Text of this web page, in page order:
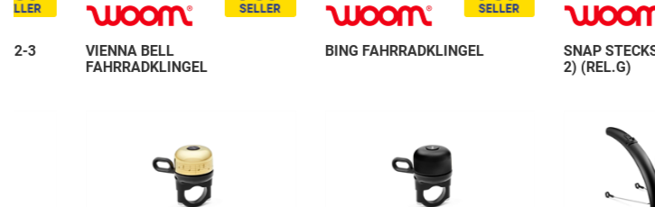
VIENNA BELL
FAHRRADKLINGEL
BING FAHRRADKLINGEL
SNAP
2) (REL.G)